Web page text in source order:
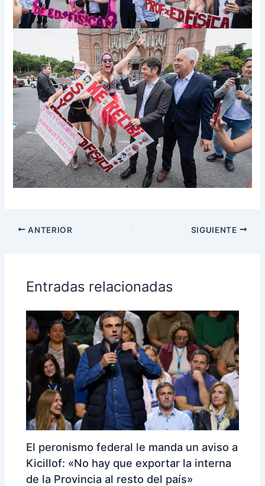
ANTERIOR SIGUIENTE
Entradas relacionadas
El peronismo federal le manda un aviso a
Kicillof: «No hay que exportar la interna
de la Provincia al resto del país»